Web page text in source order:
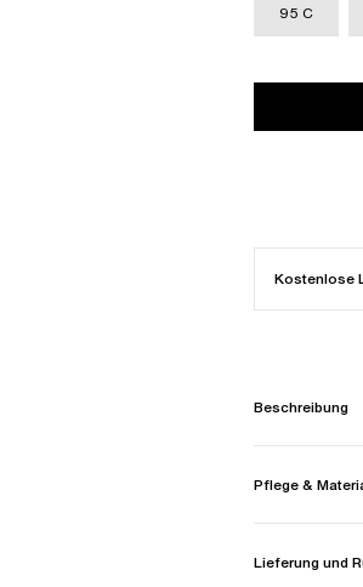
95 C
Kostenlose
Beschreibung
Pflege &
Lieferung und